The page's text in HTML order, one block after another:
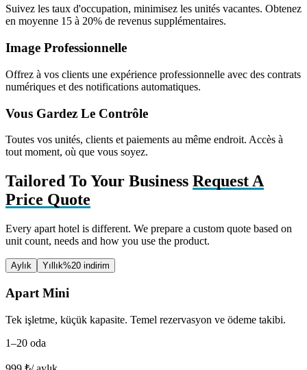
Suivez les taux d'occupation, minimisez les unités vacantes. Obtenez
en moyenne 15 à 20% de revenus supplémentaires.
Image Professionnelle
Offrez à vos clients une expérience professionnelle avec des contrats
numériques et des notifications automatiques.
Vous Gardez Le Contrôle
Toutes vos unités, clients et paiements au même endroit. Accès à
tout moment, où que vous soyez.
Tailored To Your Business Request A
Price Quote
Every apart hotel is different. We prepare a custom quote based on
unit count, needs and how you use the product.
Aylık Yıllık%20 indirim
Apart Mini
Tek işletme, küçük kapasite. Temel rezervasyon ve ödeme takibi.
1–20 oda